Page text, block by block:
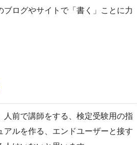
ログやサイトで「書く」ことに力
前で講師をする、検定受験用の指
ルを作る、エンドユーザーと接す